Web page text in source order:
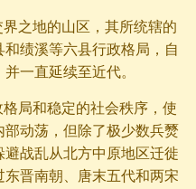
之地的山区，其所统辖的
绩溪等六县行政格局，自
一直延续至近代。
局和稳定的社会秩序，使
动荡，但除了极少数兵燹
战乱从北方中原地区迁徙
晋南朝、唐末五代和两宋